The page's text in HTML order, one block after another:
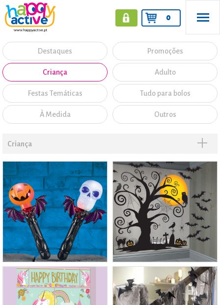
0
Destaques Promoções
Criança Adulto
Festas Temáticas Tudo para bolos
À Medida Outros
Criança